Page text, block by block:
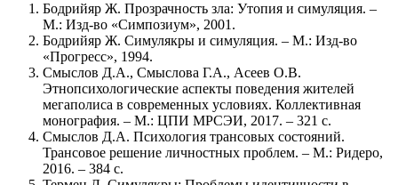
Бодрийяр Ж. Прозрачность зла: Утопия и симуляция. –
М.: Изд-во «Симпозиум», 2001.
Бодрийяр Ж. Симулякры и симуляция. – М.: Изд-во
«Прогресс», 1994.
Смыслов Д.А., Смыслова Г.А., Асеев О.В.
Этнопсихологические аспекты поведения жителей
мегаполиса в современных условиях. Коллективная
монография. – М.: ЦПИ МРСЭИ, 2017. – 321 с.
Смыслов Д.А. Психология трансовых состояний.
Трансовое решение личностных проблем. – М.: Ридеро,
2016. – 384 с.